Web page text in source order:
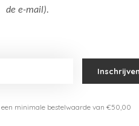
de e-mail).
Inschrijven
minimale bestelwaarde van €50,00